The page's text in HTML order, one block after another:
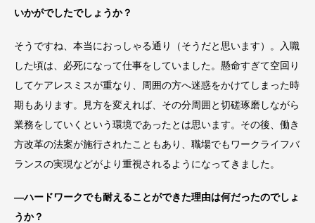
いかがでしたでしょうか？
そうですね、本当におっしゃる通り（そうだと思います）。入職
した頃は、必死になって仕事をしていました。懸命すぎて空回り
してケアレスミスが重なり、周囲の方へ迷惑をかけてしまった時
期もあります。見方を変えれば、その分周囲と切磋琢磨しながら
業務をしていくという環境であったとは思います。その後、働き
方改革の法案が施行されたこともあり、職場でもワークライフバ
ランスの実現などがより重視されるようになってきました。
―ハードワークでも耐えることができた理由は何だったのでしょ
うか？